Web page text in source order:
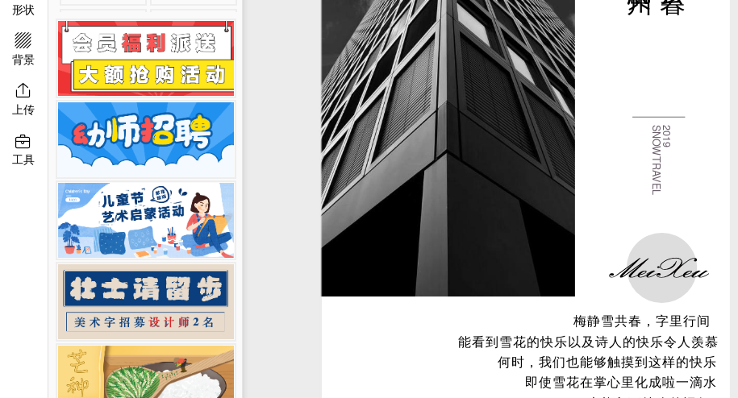
形状

背景

上传

工具
淘宝详情页 产品展示图
移动端淘宝banner二维码模板图片